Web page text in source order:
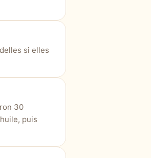
si elles
30
puis